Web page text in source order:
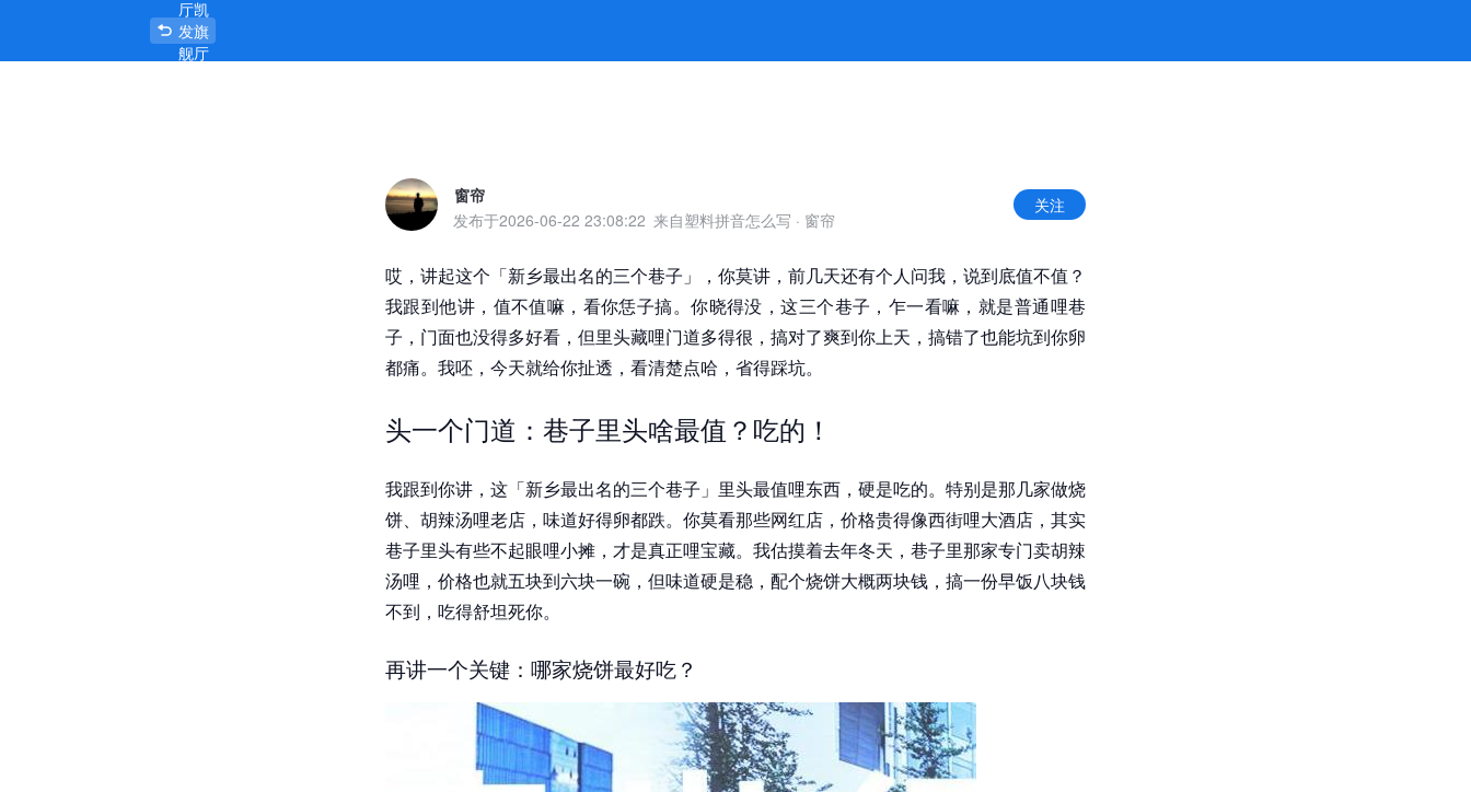
新乡最出名的三个巷子到底值不值？老鬼教你恁子玩才对 -凯发旗舰厅官网
厅凯
发旗
舰厅
窗帘
发布于2026-06-22 23:08:22 来自塑料拼音怎么写 · 窗帘
关注
哎，讲起这个「新乡最出名的三个巷子」，你莫讲，前几天还有个人问我，说到底值不值？
我跟到他讲，值不值嘛，看你恁子搞。你晓得没，这三个巷子，乍一看嘛，就是普通哩巷
子，门面也没得多好看，但里头藏哩门道多得很，搞对了爽到你上天，搞错了也能坑到你卵
都痛。我呸，今天就给你扯透，看清楚点哈，省得踩坑。
头一个门道：巷子里头啥最值？吃的！
我跟到你讲，这「新乡最出名的三个巷子」里头最值哩东西，硬是吃的。特别是那几家做烧
饼、胡辣汤哩老店，味道好得卵都跌。你莫看那些网红店，价格贵得像西街哩大酒店，其实
巷子里头有些不起眼哩小摊，才是真正哩宝藏。我估摸着去年冬天，巷子里那家专门卖胡辣
汤哩，价格也就五块到六块一碗，但味道硬是稳，配个烧饼大概两块钱，搞一份早饭八块钱
不到，吃得舒坦死你。
再讲一个关键：哪家烧饼最好吃？